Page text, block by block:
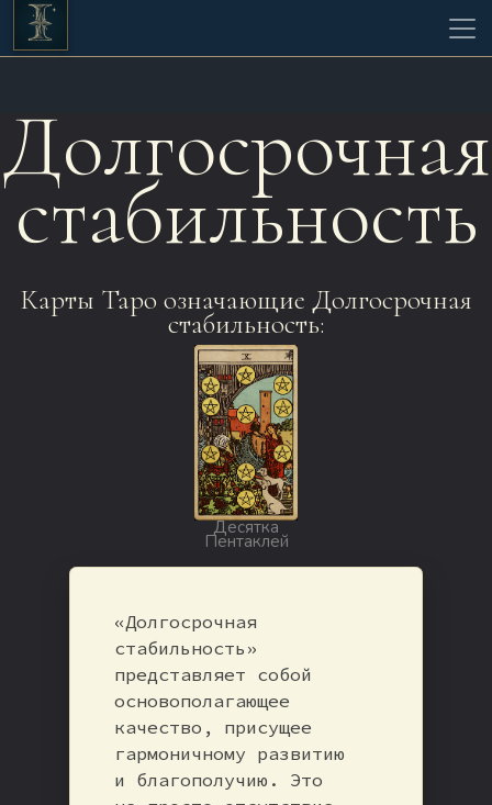
Долгосрочная
стабильность
Карты Таро означающие Долгосрочная
стабильность:
Десятка
Пентаклей
«Долгосрочная
стабильность»
представляет собой
основополагающее
качество, присущее
гармоничному развитию
и благополучию. Это